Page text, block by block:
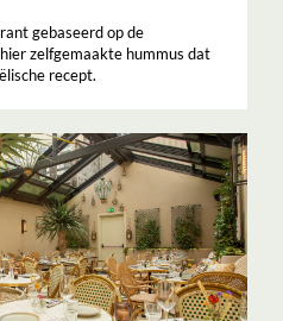
gebaseerd op de
zelfgemaakte hummus dat
recept.